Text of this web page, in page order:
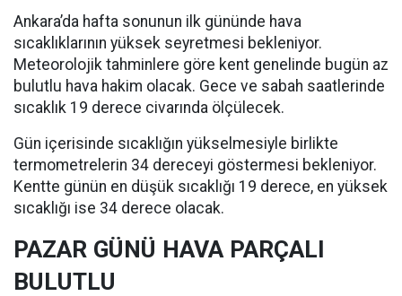
Ankara’da hafta sonunun ilk gününde hava
sıcaklıklarının yüksek seyretmesi bekleniyor.
Meteorolojik tahminlere göre kent genelinde bugün az
bulutlu hava hakim olacak. Gece ve sabah saatlerinde
sıcaklık 19 derece civarında ölçülecek.
Gün içerisinde sıcaklığın yükselmesiyle birlikte
termometrelerin 34 dereceyi göstermesi bekleniyor.
Kentte günün en düşük sıcaklığı 19 derece, en yüksek
sıcaklığı ise 34 derece olacak.
PAZAR GÜNÜ HAVA PARÇALI
BULUTLU